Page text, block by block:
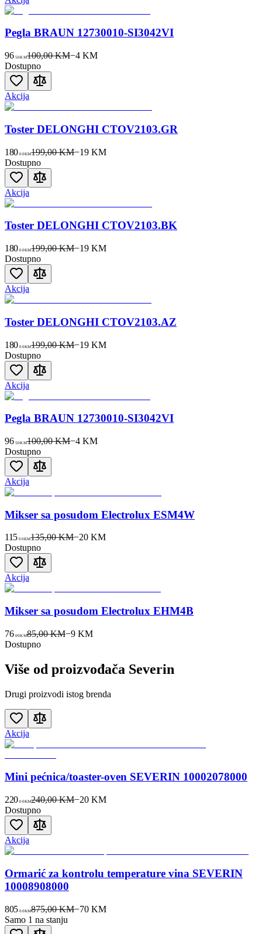
Pegla BRAUN 12730010-SI3042VI
96 50KM100,00 KM−4KM
Dostupno
Akcija
Toster DELONGHI CTOV2103.GR
180 00KM199,00 KM−19 KM
Dostupno
Akcija
Toster DELONGHI CTOV2103.BK
180 00KM199,00 KM−19 KM
Dostupno
Akcija
Toster DELONGHI CTOV2103.AZ
180 00KM199,00 KM−19 KM
Dostupno
Akcija
Pegla BRAUN 12730010-SI3042VI
96 50KM100,00 KM−4KM
Dostupno
Akcija
Mikser sa posudom Electrolux ESM4W
115 00KM135,00 KM−20 KM
Dostupno
Akcija
Mikser sa posudom Electrolux EHM4B
76 00KM85,00 KM−9KM
Dostupno
Više od proizvođača Severin
Drugi proizvodi istog brenda
Akcija
Mini pećnica/toaster-oven SEVERIN 10002078000
220 00KM240,00 KM−20 KM
Dostupno
Akcija
Ormarić za kontrolu temperature vina SEVERIN
10008908000
805 00KM875,00 KM−70 KM
Samo 1 na stanju